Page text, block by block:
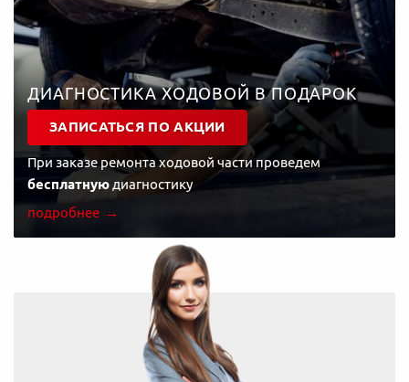
ДИАГНОСТИКА ХОДОВОЙ В ПОДАРОК
ЗАПИСАТЬСЯ ПО АКЦИИ
При заказе ремонта ходовой части проведем
бесплатнуюдиагностику
подробнее